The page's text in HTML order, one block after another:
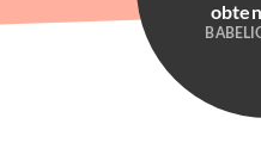
ROMANS FRANCOPHONES
Nos étoiles ont
Anne-Marie Revol
29/09/2010